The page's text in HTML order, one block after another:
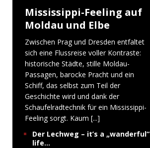
Mississippi-Feeling auf
Moldau und Elbe
Zwischen Prag und Dresden entfaltet
sich eine Flussreise voller Kontraste:
historische Städte, stille Moldau-
Passagen, barocke Pracht und ein
Schiff, das selbst zum Teil der
Geschichte wird und dank der
Schaufelradtechnik für ein Mississippi-
Feeling sorgt. Kaum [...]
Der Lechweg – it’s a „wanderful“
life…